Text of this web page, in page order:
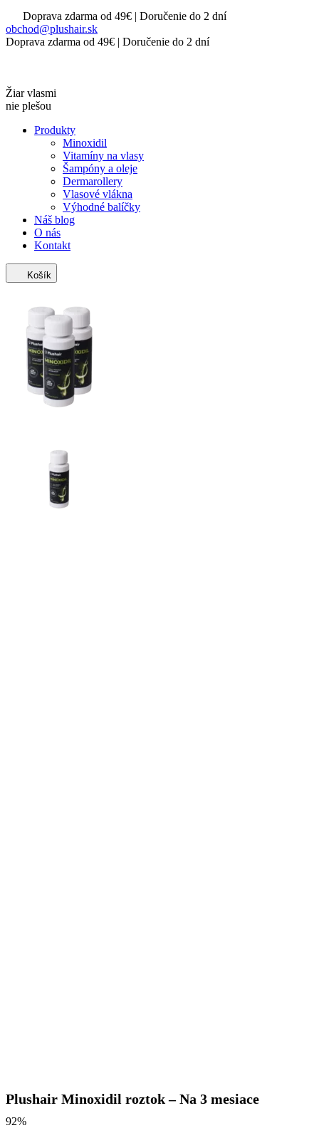
Doprava zdarma od 49€ | Doručenie do 2 dní
obchod@plushair.sk
Doprava zdarma od 49€ | Doručenie do 2 dní
Žiar vlasmi
nie plešou
Produkty
Minoxidil
Vitamíny na vlasy
Šampóny a oleje
Dermarollery
Vlasové vlákna
Výhodné balíčky
Náš blog
O nás
Kontakt
Košík
Plushair Minoxidil roztok – Na 3 mesiace
92%